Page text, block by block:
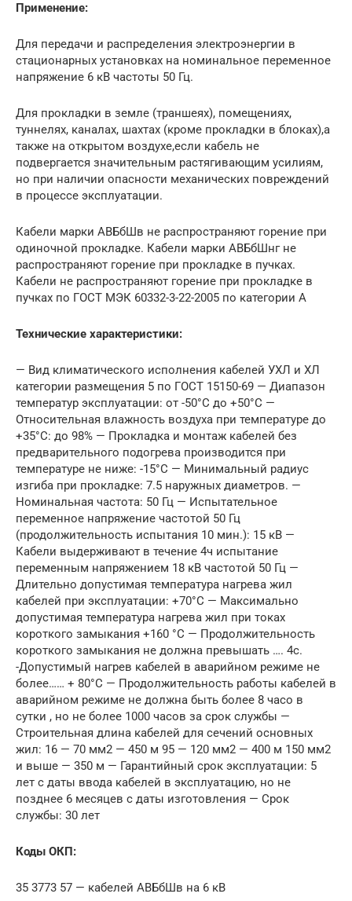
Применение:
Для передачи и распределения электроэнергии в
стационарных установках на номинальное переменное
напряжение 6 кВ частоты 50 Гц.
Для прокладки в земле (траншеях), помещениях,
туннелях, каналах, шахтах (кроме прокладки в блоках),а
также на открытом воздухе,если кабель не
подвергается значительным растягивающим усилиям,
но при наличии опасности механических повреждений
в процессе эксплуатации.
Кабели марки АВБбШв не распространяют горение при
одиночной прокладке. Кабели марки АВБбШнг не
распространяют горение при прокладке в пучках.
Кабели не распространяют горение при прокладке в
пучках по ГОСТ МЭК 60332-3-22-2005 по категории А
Технические характеристики:
— Вид климатического исполнения кабелей УХЛ и ХЛ
категории размещения 5 по ГОСТ 15150-69 — Диапазон
температур эксплуатации: от -50°С до +50°С —
Относительная влажность воздуха при температуре до
+35°С: до 98% — Прокладка и монтаж кабелей без
предварительного подогрева производится при
температуре не ниже: -15°С — Минимальный радиус
изгиба при прокладке: 7.5 наружных диаметров. —
Номинальная частота: 50 Гц — Испытательное
переменное напряжение частотой 50 Гц
(продолжительность испытания 10 мин.): 15 кВ —
Кабели выдерживают в течение 4ч испытание
переменным напряжением 18 кВ частотой 50 Гц —
Длительно допустимая температура нагрева жил
кабелей при эксплуатации: +70°С — Максимально
допустимая температура нагрева жил при токах
короткого замыкания +160 °С — Продолжительность
короткого замыкания не должна превышать …. 4с.
-Допустимый нагрев кабелей в аварийном режиме не
более…… + 80°С — Продолжительность работы кабелей в
аварийном режиме не должна быть более 8 часо в
сутки , но не более 1000 часов за срок службы —
Строительная длина кабелей для сечений основных
жил: 16 — 70 мм2 — 450 м 95 — 120 мм2 — 400 м 150 мм2
и выше — 350 м — Гарантийный срок эксплуатации: 5
лет с даты ввода кабелей в эксплуатацию, но не
позднее 6 месяцев с даты изготовления — Срок
службы: 30 лет
Коды ОКП:
35 3773 57 — кабелей АВБбШв на 6 кВ